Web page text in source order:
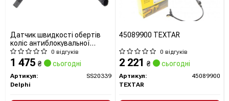
Датчик швидкості обертів
коліс антиблокувальної
системи гальм0 відгуків
1 475 ₴ сьогодні
Артикул:
SS20339
Delphi
45089900 TEXTAR
0 відгуків
2 221 ₴ сьогодні
Артикул:
45089900
TEXTAR